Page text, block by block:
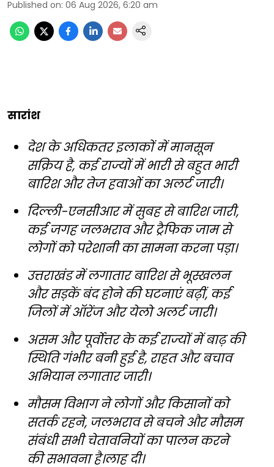
Published on: 06 Aug 2026, 6:20 am
सारांश
देश के अधिकतर इलाकों में मानसून
सक्रिय है, कई राज्यों में भारी से बहुत भारी
बारिश और तेज हवाओं का अलर्ट जारी।
दिल्ली-एनसीआर में सुबह से बारिश जारी,
कई जगह जलभराव और ट्रैफिक जाम से
लोगों को परेशानी का सामना करना पड़ा।
उत्तराखंड में लगातार बारिश से भूस्खलन
और सड़कें बंद होने की घटनाएं बढ़ीं, कई
जिलों में ऑरेंज और येलो अलर्ट जारी।
असम और पूर्वोत्तर के कई राज्यों में बाढ़ की
स्थिति गंभीर बनी हुई है, राहत और बचाव
अभियान लगातार जारी।
मौसम विभाग ने लोगों और किसानों को
सतर्क रहने, जलभराव से बचने और मौसम
संबंधी सभी चेतावनियों का पालन करने
की सभावना है।लाह दी।